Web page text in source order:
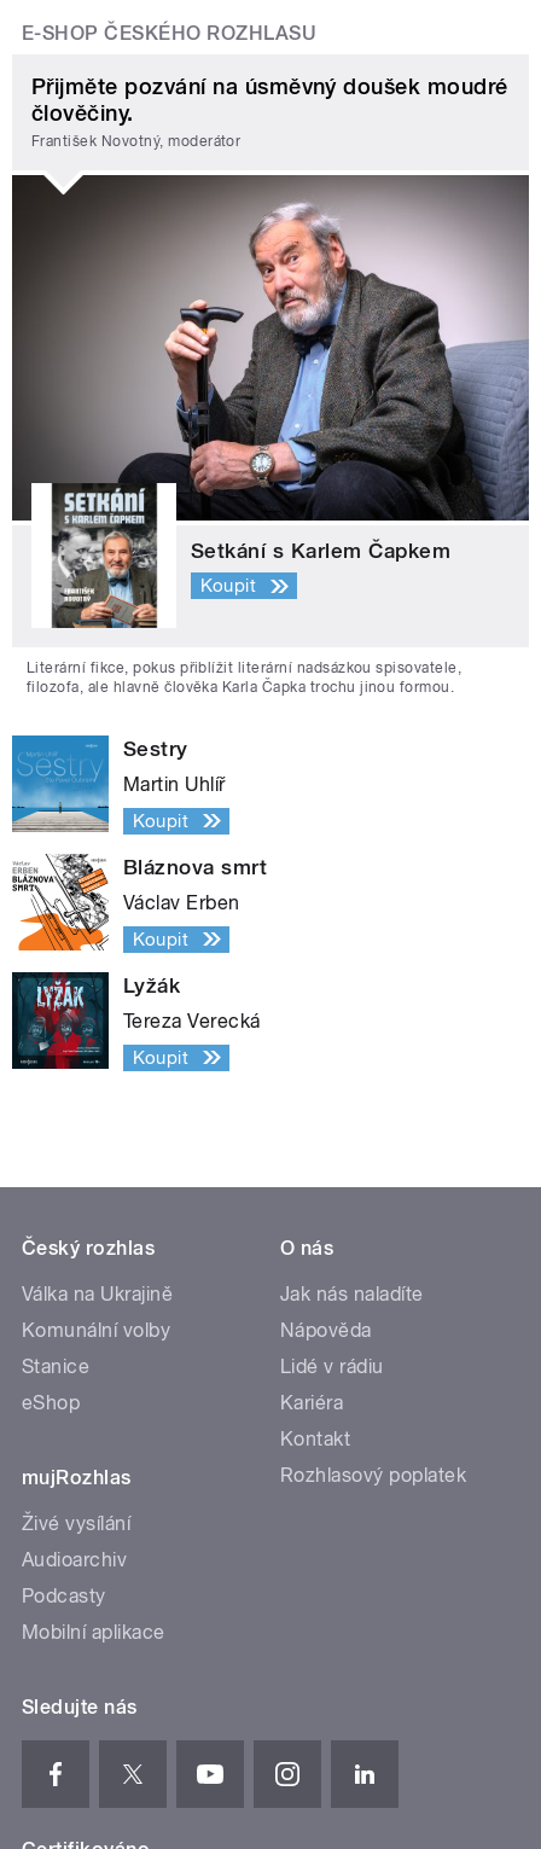
E-SHOP ČESKÉHO ROZHLASU
Přijměte pozvání na úsměvný doušek moudré
člověčiny.
František Novotný, moderátor
Setkání s Karlem Čapkem
Koupit
Literární fikce, pokus přiblížit literární nadsázkou spisovatele,
filozofa, ale hlavně člověka Karla Čapka trochu jinou formou.
Sestry
Martin Uhlíř
Koupit
Bláznova smrt
Václav Erben
Koupit
Lyžák
Tereza Verecká
Koupit
Český rozhlas
Válka na Ukrajině
Komunální volby
Stanice
eShop
mujRozhlas
Živé vysílání
Audioarchiv
Podcasty
Mobilní aplikace
O nás
Jak nás naladíte
Nápověda
Lidé v rádiu
Kariéra
Kontakt
Rozhlasový poplatek
Sledujte nás